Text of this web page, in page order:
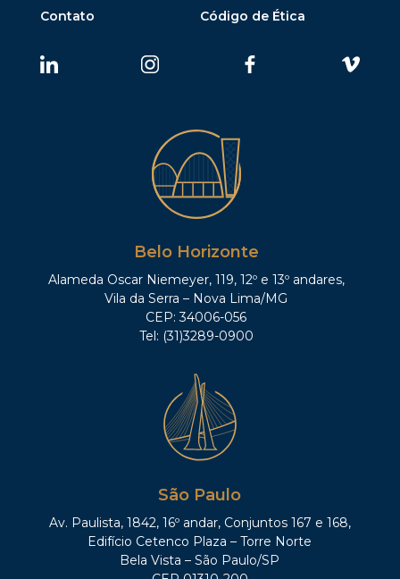
Contato
Código de Ética
Belo Horizonte
Alameda Oscar Niemeyer, 119, 12º e 13º andares,
Vila da Serra – Nova Lima/MG
CEP: 34006-056
Tel: (31)3289-0900
São Paulo
Av. Paulista, 1842, 16º andar, Conjuntos 167 e 168,
Edifício Cetenco Plaza – Torre Norte
Bela Vista – São Paulo/SP